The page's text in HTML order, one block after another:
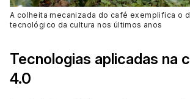
A colheita mecanizada do café exemplifica o
tecnológico da cultura nos últimos anos
Tecnologias aplicadas na
4.0